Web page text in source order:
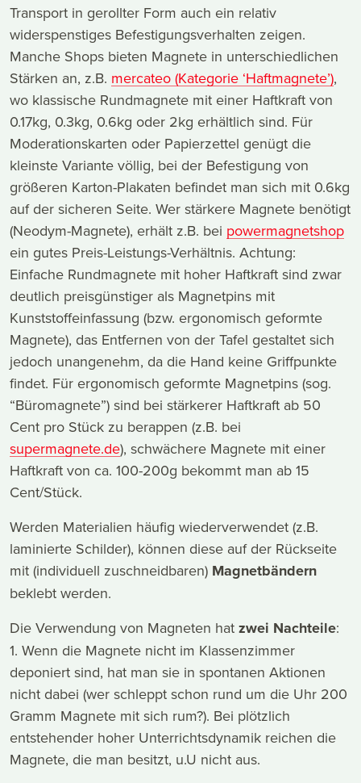
Transport in gerollter Form auch ein relativ
widerspenstiges Befestigungsverhalten zeigen.
Manche Shops bieten Magnete in unterschiedlichen
Stärken an, z.B. mercateo (Kategorie ‘Haftmagnete’),
wo klassische Rundmagnete mit einer Haftkraft von
0.17kg, 0.3kg, 0.6kg oder 2kg erhältlich sind. Für
Moderationskarten oder Papierzettel genügt die
kleinste Variante völlig, bei der Befestigung von
größeren Karton-Plakaten befindet man sich mit 0.6kg
auf der sicheren Seite. Wer stärkere Magnete benötigt
(Neodym-Magnete), erhält z.B. bei powermagnetshop
ein gutes Preis-Leistungs-Verhältnis. Achtung:
Einfache Rundmagnete mit hoher Haftkraft sind zwar
deutlich preisgünstiger als Magnetpins mit
Kunststoffeinfassung (bzw. ergonomisch geformte
Magnete), das Entfernen von der Tafel gestaltet sich
jedoch unangenehm, da die Hand keine Griffpunkte
findet. Für ergonomisch geformte Magnetpins (sog.
“Büromagnete”) sind bei stärkerer Haftkraft ab 50
Cent pro Stück zu berappen (z.B. bei
supermagnete.de), schwächere Magnete mit einer
Haftkraft von ca. 100-200g bekommt man ab 15
Cent/Stück.
Werden Materialien häufig wiederverwendet (z.B.
laminierte Schilder), können diese auf der Rückseite
mit (individuell zuschneidbaren) Magnetbändern
beklebt werden.
Die Verwendung von Magneten hat zwei Nachteile:
1. Wenn die Magnete nicht im Klassenzimmer
deponiert sind, hat man sie in spontanen Aktionen
nicht dabei (wer schleppt schon rund um die Uhr 200
Gramm Magnete mit sich rum?). Bei plötzlich
entstehender hoher Unterrichtsdynamik reichen die
Magnete, die man besitzt, u.U nicht aus.